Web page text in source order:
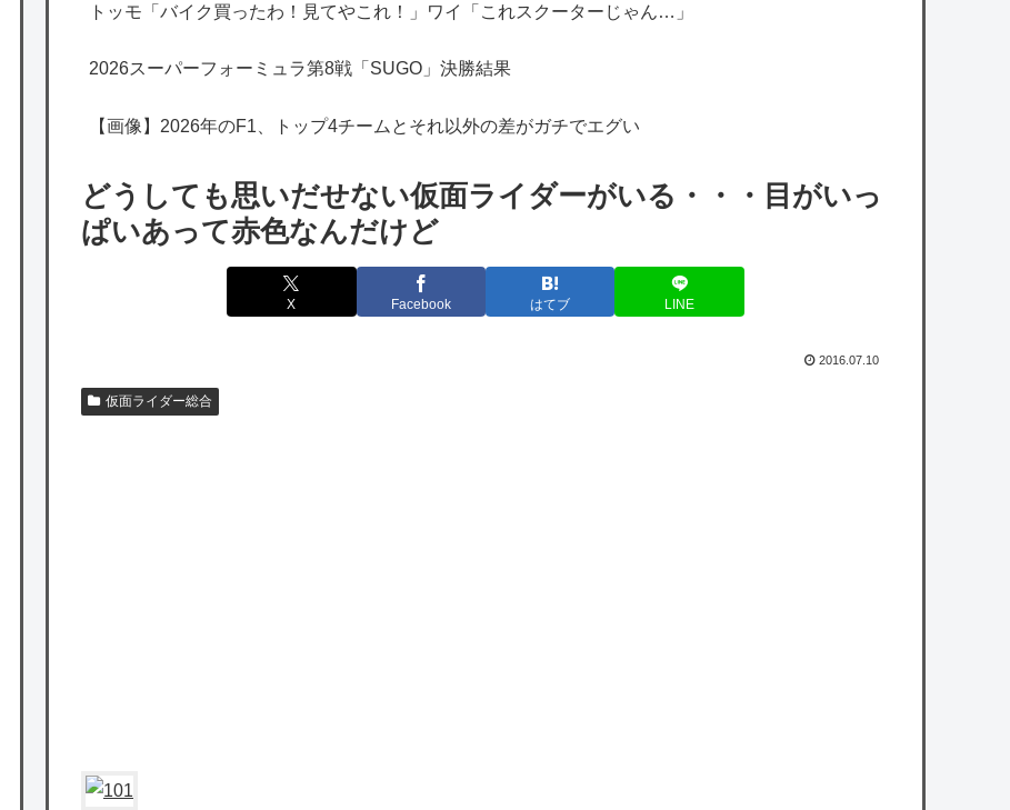
海外「日本は特別！」日本の地震支援を申し
の為替介入再びで海外が大騒ぎ
のは韓国人である理由がこちら…」→「日本
も感謝してるらしい…（ﾌﾞﾙﾌﾞﾙ」＝韓国の反
海外「日本よ、お前がナンバーワンだ」 熊
★【ワートリ】細かい情報まで含めて構成さ
別課題消化時は別として
様ｗｗｗｗｗ
【VTuber】望月ほぐの、10万人記念グッズ
こらないはずがない』『嘘だろ…ほぐほ
【ホロライブ】社員にビブー好きがいるに違
いない（確信
トッモ「バイク買ったわ！見てやこれ！」ワイ「これスクーターじゃん…」
2026スーパーフォーミュラ第8戦「SUGO」決勝結果
【画像】2026年のF1、トップ4チームとそれ以外の差がガチでエグい
どうしても思いだせない仮面ライダーがいる・・・目がいっ
ぱいあって赤色なんだけど
X Facebook はてブ LINE
2016.07.10
仮面ライダー総合